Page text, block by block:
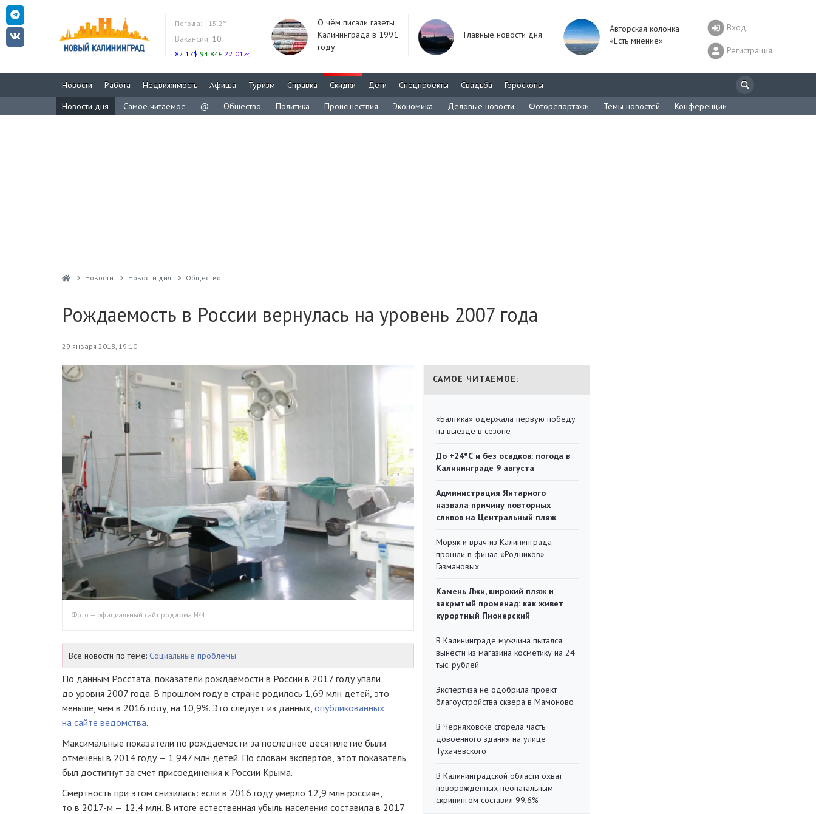
Погода: +15.2°
Вакансии: 10
82.17$ 94.84€ 22.01zł
О чём писали газеты
Калининграда в 1991
году
Главные новости дня
Авторская колонка
«Есть мнение»
Вход
Регистрация
Новости Работа Недвижимость Афиша Туризм Справка Скидки Дети Спецпроекты Свадьба
Гороскопы
Новости дня
Самое читаемое @ Общество Политика Происшествия Экономика Деловые новости Фоторепортажи Темы новостей Конференции
Новости Новости дня Общество
Рождаемость в России вернулась на уровень 2007 года
29 января 2018, 19:10
Фото — официальный сайт роддома №4
Все новости по теме: Социальные проблемы
По данным Росстата, показатели рождаемости в России в 2017 году упали
до уровня 2007 года. В прошлом году в стране родилось 1,69 млн детей, это
меньше, чем в 2016 году, на 10,9%. Это следует из данных, опубликованных
на сайте ведомства.
Максимальные показатели по рождаемости за последнее десятилетие были
отмечены в 2014 году — 1,947 млн детей. По словам экспертов, этот показатель
был достигнут за счет присоединения к России Крыма.
Смертность при этом снизилась: если в 2016 году умерло 12,9 млн россиян,
то в 2017-м — 12,4 млн. В итоге естественная убыль населения составила в 2017
САМОЕ ЧИТАЕМОЕ:
«Балтика» одержала первую победу
на выезде в сезоне
До +24°С и без осадков: погода в
Калининграде 9 августа
Администрация Янтарного
назвала причину повторных
сливов на Центральный пляж
Моряк и врач из Калининграда
прошли в финал «Родников»
Газмановых
Камень Лжи, широкий пляж и
закрытый променад: как живет
курортный Пионерский
В Калининграде мужчина пытался
вынести из магазина косметику на 24
тыс. рублей
Экспертиза не одобрила проект
благоустройства сквера в Мамоново
В Черняховске сгорела часть
довоенного здания на улице
Тухачевского
В Калининградской области охват
новорожденных неонатальным
скринингом составил 99,6%